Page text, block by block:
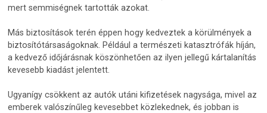
mert semmiségnek tartották azokat.
Más biztosítások terén éppen hogy kedveztek a körülmények a
biztosítótársaságoknak. Például a természeti katasztrófák híján,
a kedvező időjárásnak köszönhetően az ilyen jellegű kártalanítás
kevesebb kiadást jelentett.
Ugyanígy csökkent az autók utáni kifizetések nagysága, mivel az
emberek valószínűleg kevesebbet közlekednek, és jobban is